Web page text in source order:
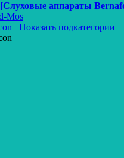
[Слуховые аппараты
Mos
Показать подкатегории